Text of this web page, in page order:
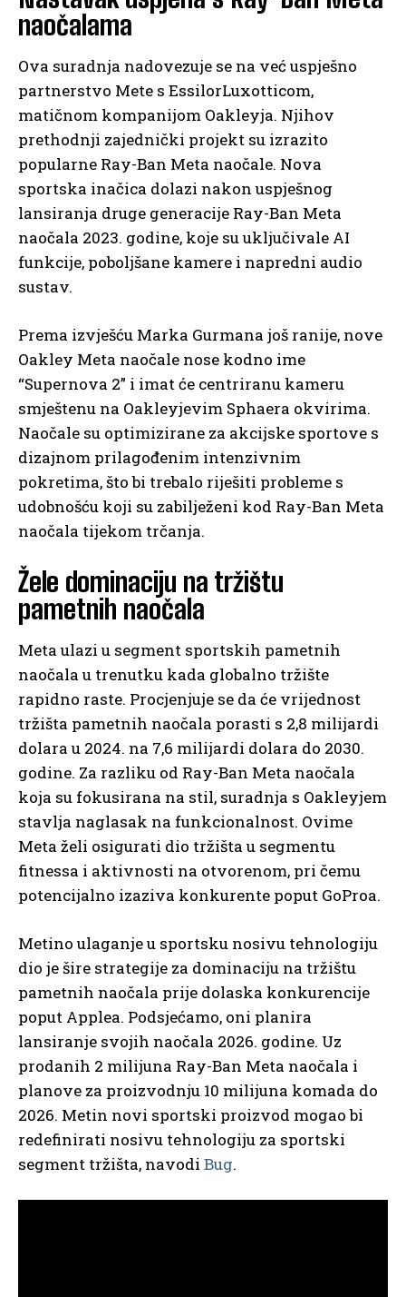
naočalama
Ova suradnja nadovezuje se na već uspješno
partnerstvo Mete s EssilorLuxotticom,
matičnom kompanijom Oakleyja. Njihov
prethodnji zajednički projekt su izrazito
popularne Ray-Ban Meta naočale. Nova
sportska inačica dolazi nakon uspješnog
lansiranja druge generacije Ray-Ban Meta
naočala 2023. godine, koje su uključivale AI
funkcije, poboljšane kamere i napredni audio
sustav.
Prema izvješću Marka Gurmana još ranije, nove
Oakley Meta naočale nose kodno ime
“Supernova 2” i imat će centriranu kameru
smještenu na Oakleyjevim Sphaera okvirima.
Naočale su optimizirane za akcijske sportove s
dizajnom prilagođenim intenzivnim
pokretima, što bi trebalo riješiti probleme s
udobnošću koji su zabilježeni kod Ray-Ban Meta
naočala tijekom trčanja.
Žele dominaciju na tržištu
pametnih naočala
Meta ulazi u segment sportskih pametnih
naočala u trenutku kada globalno tržište
rapidno raste. Procjenjuje se da će vrijednost
tržišta pametnih naočala porasti s 2,8 milijardi
dolara u 2024. na 7,6 milijardi dolara do 2030.
godine. Za razliku od Ray-Ban Meta naočala
koja su fokusirana na stil, suradnja s Oakleyjem
stavlja naglasak na funkcionalnost. Ovime
Meta želi osigurati dio tržišta u segmentu
fitnessa i aktivnosti na otvorenom, pri čemu
potencijalno izaziva konkurente poput GoProa.
Metino ulaganje u sportsku nosivu tehnologiju
dio je šire strategije za dominaciju na tržištu
pametnih naočala prije dolaska konkurencije
poput Applea. Podsjećamo, oni planira
lansiranje svojih naočala 2026. godine. Uz
prodanih 2 milijuna Ray-Ban Meta naočala i
planove za proizvodnju 10 milijuna komada do
2026. Metin novi sportski proizvod mogao bi
redefinirati nosivu tehnologiju za sportski
segment tržišta, navodi Bug.